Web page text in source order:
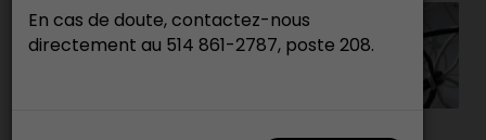
En cas de doute, contactez-nous
directement au 514 861-2787, poste 208.
Du mercredi 15 octobre 2025
09 h 00 au jeudi 16 octobre 2025